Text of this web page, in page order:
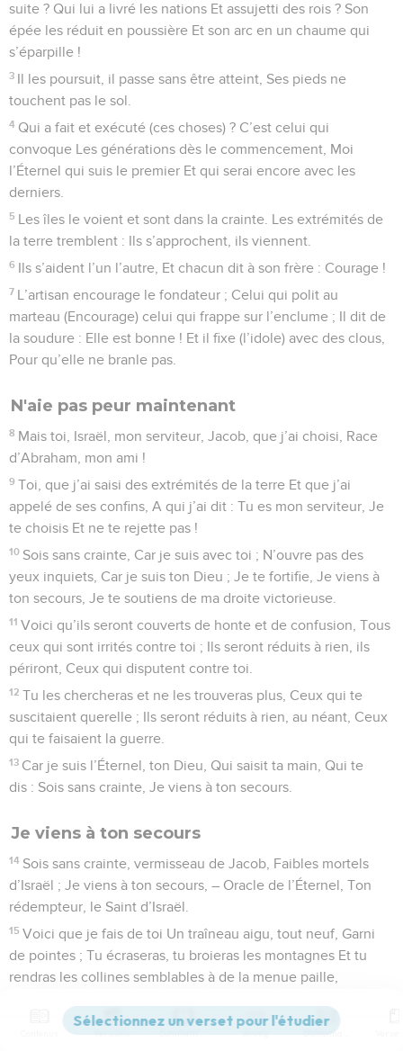
suite ? Qui lui a livré les nations Et assujetti des rois ? Son
épée les réduit en poussière Et son arc en un chaume qui
s’éparpille !
3 Il les poursuit, il passe sans être atteint, Ses pieds ne
touchent pas le sol.
4 Qui a fait et exécuté (ces choses) ? C’est celui qui
convoque Les générations dès le commencement, Moi
l’Éternel qui suis le premier Et qui serai encore avec les
derniers.
5 Les îles le voient et sont dans la crainte. Les extrémités de
la terre tremblent : Ils s’approchent, ils viennent.
6 Ils s’aident l’un l’autre, Et chacun dit à son frère : Courage !
7 L’artisan encourage le fondateur ; Celui qui polit au
marteau (Encourage) celui qui frappe sur l’enclume ; Il dit de
la soudure : Elle est bonne ! Et il fixe (l’idole) avec des clous,
Pour qu’elle ne branle pas.
N'aie pas peur maintenant
8 Mais toi, Israël, mon serviteur, Jacob, que j’ai choisi, Race
d’Abraham, mon ami !
9 Toi, que j’ai saisi des extrémités de la terre Et que j’ai
appelé de ses confins, A qui j’ai dit : Tu es mon serviteur, Je
te choisis Et ne te rejette pas !
10 Sois sans crainte, Car je suis avec toi ; N’ouvre pas des
yeux inquiets, Car je suis ton Dieu ; Je te fortifie, Je viens à
ton secours, Je te soutiens de ma droite victorieuse.
11 Voici qu’ils seront couverts de honte et de confusion, Tous
ceux qui sont irrités contre toi ; Ils seront réduits à rien, ils
périront, Ceux qui disputent contre toi.
12 Tu les chercheras et ne les trouveras plus, Ceux qui te
suscitaient querelle ; Ils seront réduits à rien, au néant, Ceux
qui te faisaient la guerre.
13 Car je suis l’Éternel, ton Dieu, Qui saisit ta main, Qui te
dis : Sois sans crainte, Je viens à ton secours.
Je viens à ton secours
14 Sois sans crainte, vermisseau de Jacob, Faibles mortels
d’Israël ; Je viens à ton secours, – Oracle de l’Éternel, Ton
rédempteur, le Saint d’Israël.
15 Voici que je fais de toi Un traîneau aigu, tout neuf, Garni
de pointes ; Tu écraseras, tu broieras les montagnes Et tu
rendras les collines semblables à de la menue paille,
Tu les vanneras, Le vent les emportera, Et un tourbillon les
dispersera. Mais toi, tu te réjouiras en l’Éternel, Tu te
Versions Commentaires Strong